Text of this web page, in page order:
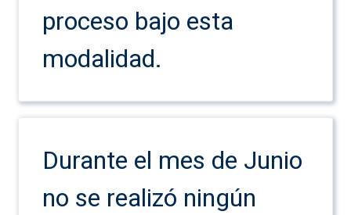
proceso bajo esta
modalidad.
Durante el mes de Junio
no se realizó ningún